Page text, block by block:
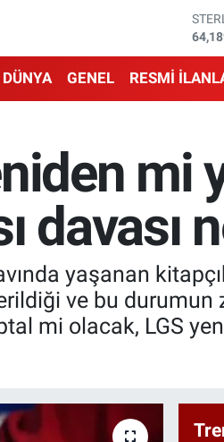
DÜNYA GENEL RESMİ
mi
davası
yaşanan
ve bu durumun
mi olacak, LGS